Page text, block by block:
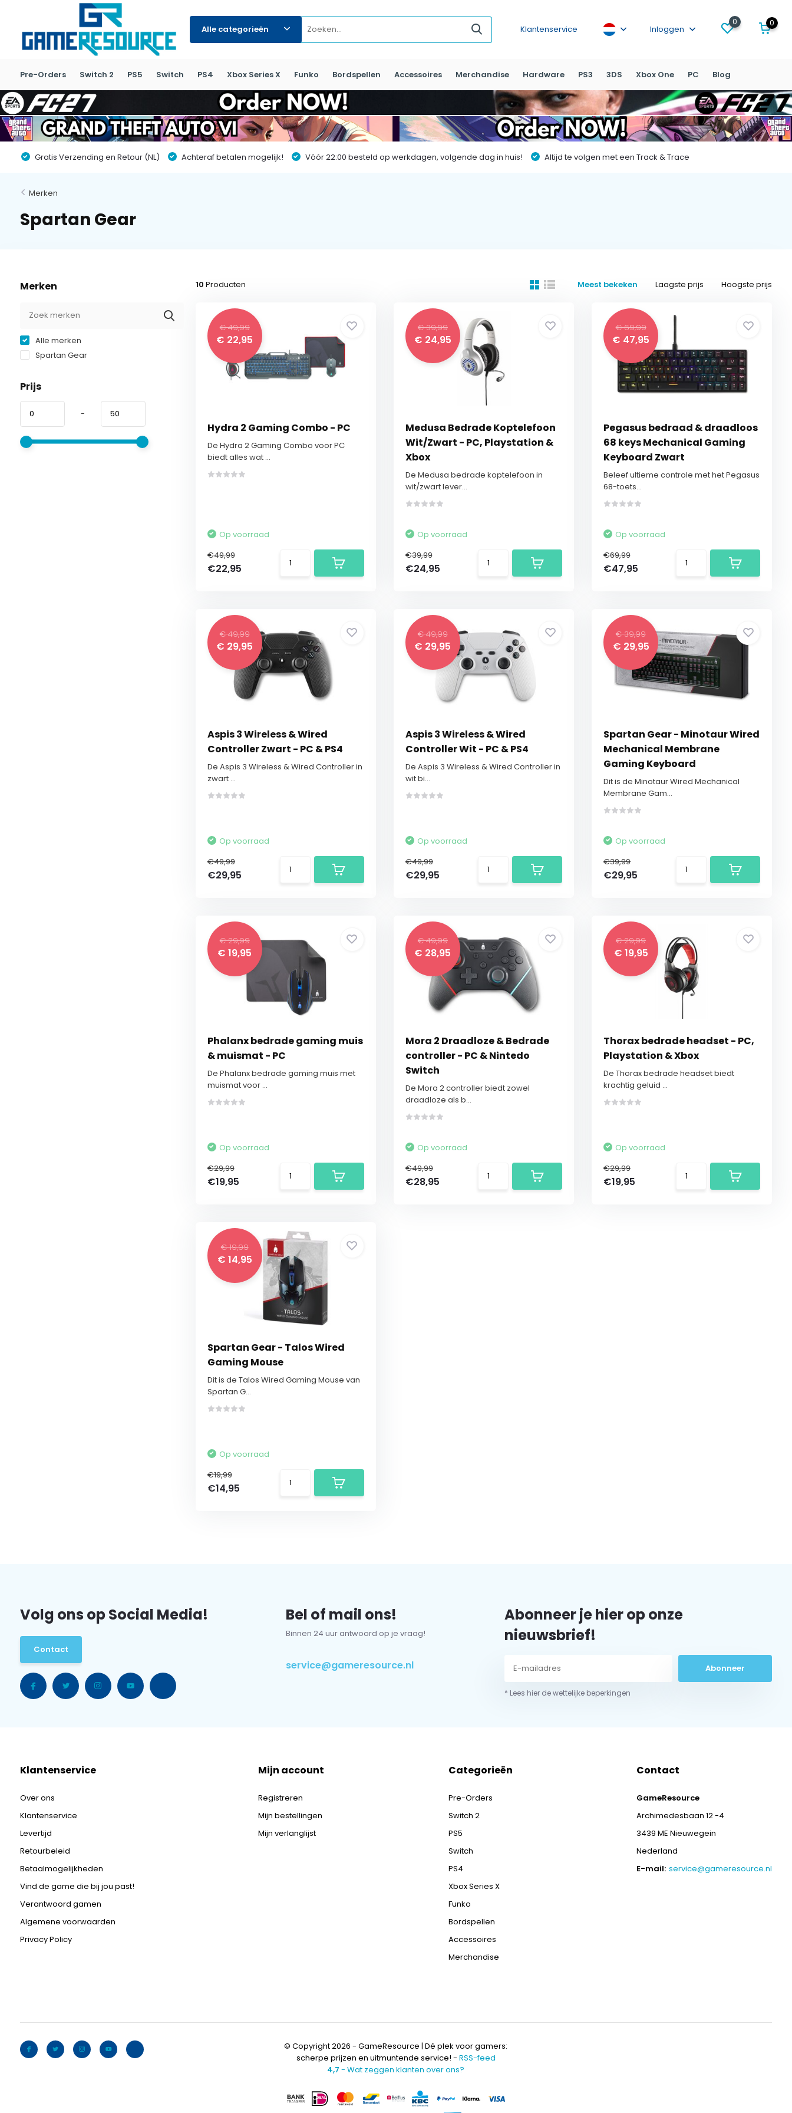
Alle categorieën Klantenservice Inloggen
0 0
Pre-Orders Switch 2 PS5 Switch PS4 Xbox Series X Funko Bordspellen Accessoires Merchandise Hardware PS3 3DS Xbox One PC Blog
Gratis Verzending en Retour (NL) Achteraf betalen mogelijk! Vóór 22:00 besteld op werkdagen, volgende dag in huis! Altijd te volgen met een Track & Trace
Merken
Spartan Gear
Merken
Alle merken
Spartan Gear
Prijs
-
10 Producten Meest bekeken Laagste prijs Hoogste prijs
€ 49,99
€ 22,95
Hydra 2 Gaming Combo - PC
De Hydra 2 Gaming Combo voor PC
biedt alles wat ...
Op voorraad
€49,99
€22,95
€ 39,99
€ 24,95
Medusa Bedrade Koptelefoon
Wit/Zwart - PC, Playstation &
Xbox
De Medusa bedrade koptelefoon in
wit/zwart lever...
Op voorraad
€39,99
€24,95
€ 69,99
€ 47,95
Pegasus bedraad & draadloos
68 keys Mechanical Gaming
Keyboard Zwart
Beleef ultieme controle met het Pegasus
68-toets...
Op voorraad
€69,99
€47,95
€ 49,99
€ 29,95
Aspis 3 Wireless & Wired
Controller Zwart - PC & PS4
De Aspis 3 Wireless & Wired Controller in
zwart ...
Op voorraad
€49,99
€29,95
€ 49,99
€ 29,95
Aspis 3 Wireless & Wired
Controller Wit - PC & PS4
De Aspis 3 Wireless & Wired Controller in
wit bi...
Op voorraad
€49,99
€29,95
€ 39,99
€ 29,95
Spartan Gear - Minotaur Wired
Mechanical Membrane
Gaming Keyboard
Dit is de Minotaur Wired Mechanical
Membrane Gam...
Op voorraad
€39,99
€29,95
€ 29,99
€ 19,95
Phalanx bedrade gaming muis
& muismat - PC
De Phalanx bedrade gaming muis met
muismat voor ...
Op voorraad
€29,99
€19,95
€ 49,99
€ 28,95
Mora 2 Draadloze & Bedrade
controller - PC & Nintedo
Switch
De Mora 2 controller biedt zowel
draadloze als b...
Op voorraad
€49,99
€28,95
€ 29,99
€ 19,95
Thorax bedrade headset - PC,
Playstation & Xbox
De Thorax bedrade headset biedt
krachtig geluid ...
Op voorraad
€29,99
€19,95
€ 19,99
€ 14,95
Spartan Gear - Talos Wired
Gaming Mouse
Dit is de Talos Wired Gaming Mouse van
Spartan G...
Op voorraad
€19,99
€14,95
Volg ons op Social Media!
Contact
Bel of mail ons!
Binnen 24 uur antwoord op je vraag!
service@gameresource.nl
Abonneer je hier op onze
nieuwsbrief!
Abonneer
* Lees hier de wettelijke beperkingen
Klantenservice
Over ons
Klantenservice
Levertijd
Retourbeleid
Betaalmogelijkheden
Vind de game die bij jou past!
Verantwoord gamen
Algemene voorwaarden
Privacy Policy
Mijn account
Registreren
Mijn bestellingen
Mijn verlanglijst
Categorieën
Pre-Orders
Switch 2
PS5
Switch
PS4
Xbox Series X
Funko
Bordspellen
Accessoires
Merchandise
Contact
GameResource
Archimedesbaan 12 -4
3439 ME Nieuwegein
Nederland
E-mail: service@gameresource.nl
© Copyright 2026 - GameResource | Dé plek voor gamers:
scherpe prijzen en uitmuntende service! - RSS-feed
4,7 - Wat zeggen klanten over ons?